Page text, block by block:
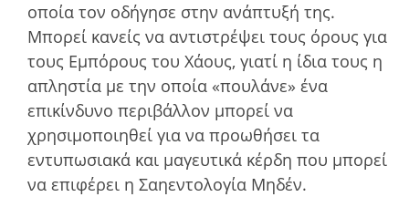
οποία τον οδήγησε στην ανάπτυξή της.
Μπορεί κανείς να αντιστρέψει τους όρους για
τους Εμπόρους του Χάους, γιατί η ίδια τους η
απληστία με την οποία «πουλάνε» ένα
επικίνδυνο περιβάλλον μπορεί να
χρησιμοποιηθεί για να προωθήσει τα
εντυπωσιακά και μαγευτικά κέρδη που μπορεί
να επιφέρει η Σαηεντολογία Μηδέν.